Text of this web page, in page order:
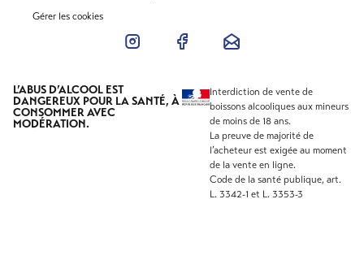
Gérer les cookies
L’ABUS D’ALCOOL EST
DANGEREUX POUR LA SANTÉ, À
CONSOMMER AVEC
MODÉRATION.
Interdiction de vente de
boissons alcooliques aux mineurs
de moins de 18 ans.
La preuve de majorité de
l’acheteur est exigée au moment
de la vente en ligne.
Code de la santé publique, art.
L. 3342-1 et L. 3353-3